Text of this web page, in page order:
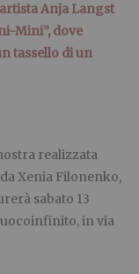
Anja Langst
Mini”, dove
tassello di un
realizzata
Xenia Filonenko,
sabato 13
in via